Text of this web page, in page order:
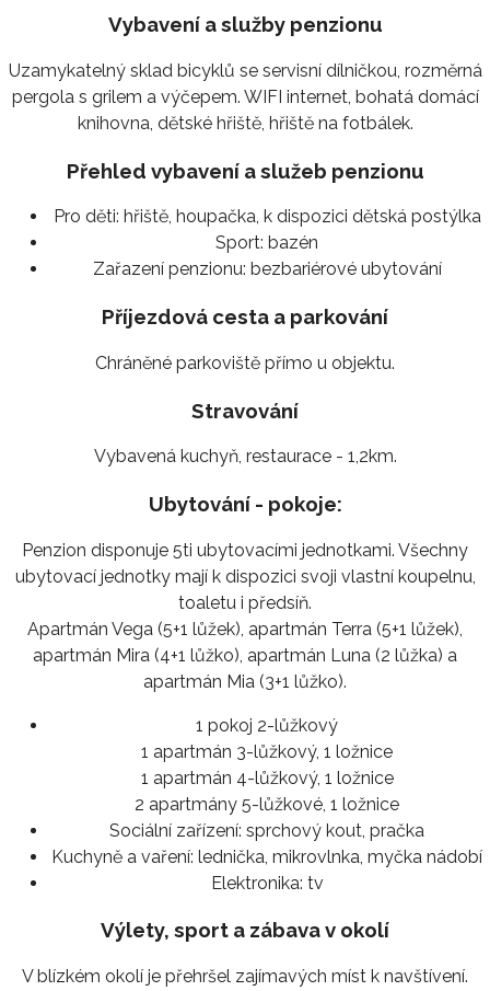
Vybavení a služby penzionu
Uzamykatelný sklad bicyklů se servisní dílničkou, rozměrná
pergola s grilem a výčepem. WIFI internet, bohatá domácí
knihovna, dětské hřiště, hřiště na fotbálek.
Přehled vybavení a služeb penzionu
Pro děti: hřiště, houpačka, k dispozici dětská postýlka
Sport: bazén
Zařazení penzionu: bezbariérové ubytování
Příjezdová cesta a parkování
Chráněné parkoviště přímo u objektu.
Stravování
Vybavená kuchyň, restaurace - 1,2km.
Ubytování - pokoje:
Penzion disponuje 5ti ubytovacími jednotkami. Všechny
ubytovací jednotky mají k dispozici svoji vlastní koupelnu,
toaletu i předsíň.
Apartmán Vega (5+1 lůžek), apartmán Terra (5+1 lůžek),
apartmán Mira (4+1 lůžko), apartmán Luna (2 lůžka) a
apartmán Mia (3+1 lůžko).
1 pokoj 2-lůžkový
1 apartmán 3-lůžkový, 1 ložnice
1 apartmán 4-lůžkový, 1 ložnice
2 apartmány 5-lůžkové, 1 ložnice
Sociální zařízení: sprchový kout, pračka
Kuchyně a vaření: lednička, mikrovlnka, myčka nádobí
Elektronika: tv
Výlety, sport a zábava v okolí
V blízkém okolí je přehršel zajímavých míst k navštívení.